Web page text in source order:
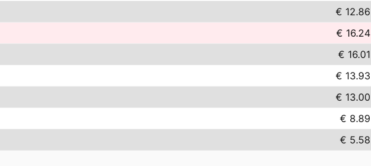
€ 12.86
€ 16.24
€ 16.01
€ 13.93
€ 13.00
€ 8.89
€ 5.58